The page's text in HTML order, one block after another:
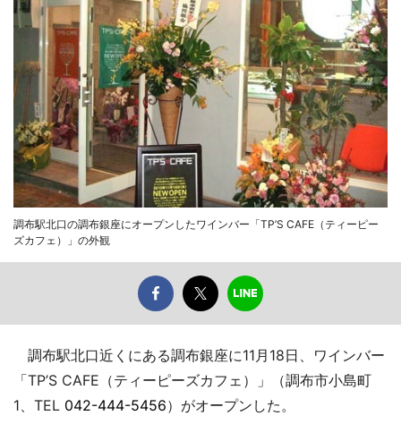
調布駅北口の調布銀座にオープンしたワインバー「TP’S CAFE（ティーピー
ズカフェ）」の外観
調布駅北口近くにある調布銀座に11月18日、ワインバー
「TP’S CAFE（ティーピーズカフェ）」（調布市小島町
1、TEL 042-444-5456）がオープンした。